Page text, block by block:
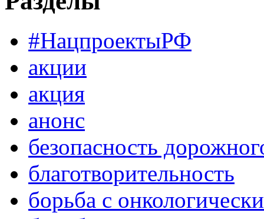
#НацпроектыРФ
акции
акция
анонс
безопасность
благотворительность
борьба с